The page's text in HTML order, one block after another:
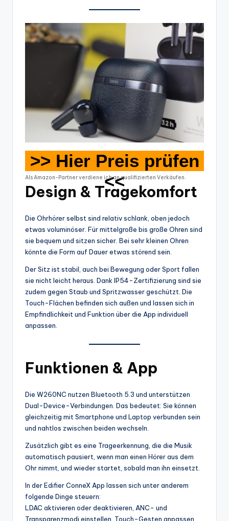
>> Hier Preis prüfen
<<
Als Amazon-Partner verdiene ich an qualifizierten Verkäufen.
Design & Tragekomfort
Die Ohrhörer selbst sind relativ schlank, oben jedoch
etwas voluminöser. Für mittelgroße bis große Ohren sind
sie bequem und sitzen sicher. Bei sehr kleinen Ohren
könnte die Form auf Dauer etwas störend sein.
Der Sitz ist stabil, auch bei Bewegung oder Sport fallen
sie nicht leicht heraus. Dank IP54-Zertifizierung sind sie
zudem gegen Staub und Spritzwasser geschützt. Die
Touch-Flächen befinden sich außen und lassen sich in
Empfindlichkeit und Funktion über die App individuell
anpassen.
Funktionen & App
Die W260NC nutzen Bluetooth 5.3 und unterstützen
Dual-Device-Verbindungen. Das bedeutet: Sie können
gleichzeitig mit Smartphone und Laptop verbunden sein
und nahtlos zwischen beiden wechseln.
Zusätzlich gibt es eine Trageerkennung, die die Musik
automatisch pausiert, wenn man einen Hörer aus dem
Ohr nimmt, und wieder startet, sobald man ihn einsetzt.
In der Edifier ConneX App lassen sich unter anderem
folgende Dinge steuern:
LDAC aktivieren oder deaktivieren, ANC- und
Transparenzmodi einstellen, Touch-Gesten anpassen